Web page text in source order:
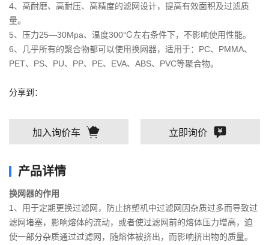
4、高耐磨、高耐压、高精度的滤网设计，提高有效面积及过滤质
量。
5、压力25—30Mpa、温度300℃左右条件下，不影响使用性能。
6、几乎所有的聚合物都可以使用换网器，适用于：PC、PMMA、
PET、PS、PU、PP、PE、EVA、ABS、PVC等聚合物。
分享到：
加入询价车 立即询价
产品详情
换网器的作用
1、用于定期更换过滤网，防止挤塑机中过滤网因杂质过多而导致过
滤网堵塞，影响熔体的流动，或者使过滤网前的熔体压力增高，迫
使一部分杂质通过过滤网，随熔体被挤出，而影响挤出物的质量。